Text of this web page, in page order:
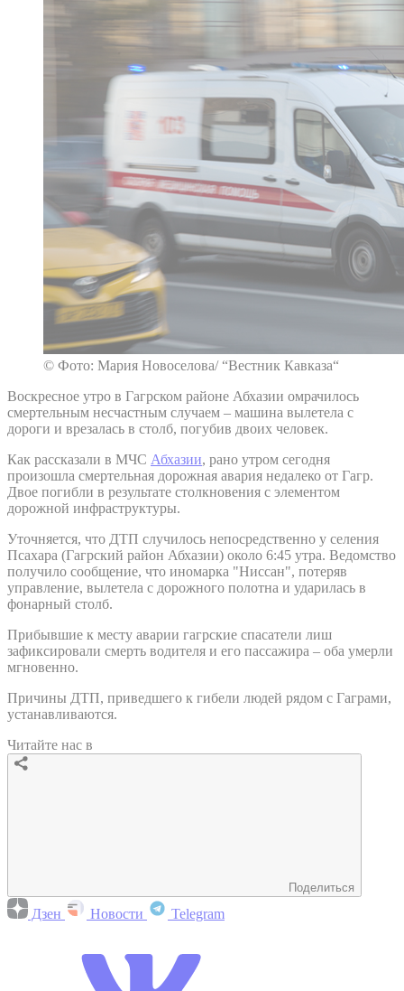
© Фото: Мария Новоселова/ “Вестник Кавказа“
Воскресное утро в Гагрском районе Абхазии омрачилось
смертельным несчастным случаем – машина вылетела с
дороги и врезалась в столб, погубив двоих человек.
Как рассказали в МЧС Абхазии, рано утром сегодня
произошла смертельная дорожная авария недалеко от Гагр.
Двое погибли в результате столкновения с элементом
дорожной инфраструктуры.
Уточняется, что ДТП случилось непосредственно у селения
Псахара (Гагрский район Абхазии) около 6:45 утра. Ведомство
получило сообщение, что иномарка "Ниссан", потеряв
управление, вылетела с дорожного полотна и ударилась в
фонарный столб.
Прибывшие к месту аварии гагрские спасатели лиш
зафиксировали смерть водителя и его пассажира – оба умерли
мгновенно.
Причины ДТП, приведшего к гибели людей рядом с Гаграми,
устанавливаются.
Читайте нас в
Поделиться
Дзен Новости Telegram